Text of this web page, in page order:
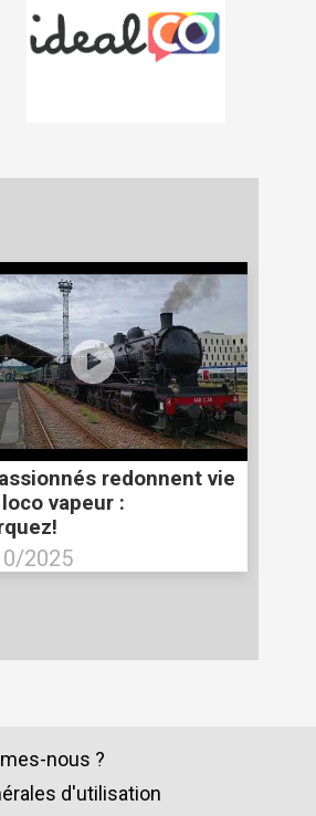
redonnent vie
vapeur :
2025
nous ?
d'utilisation